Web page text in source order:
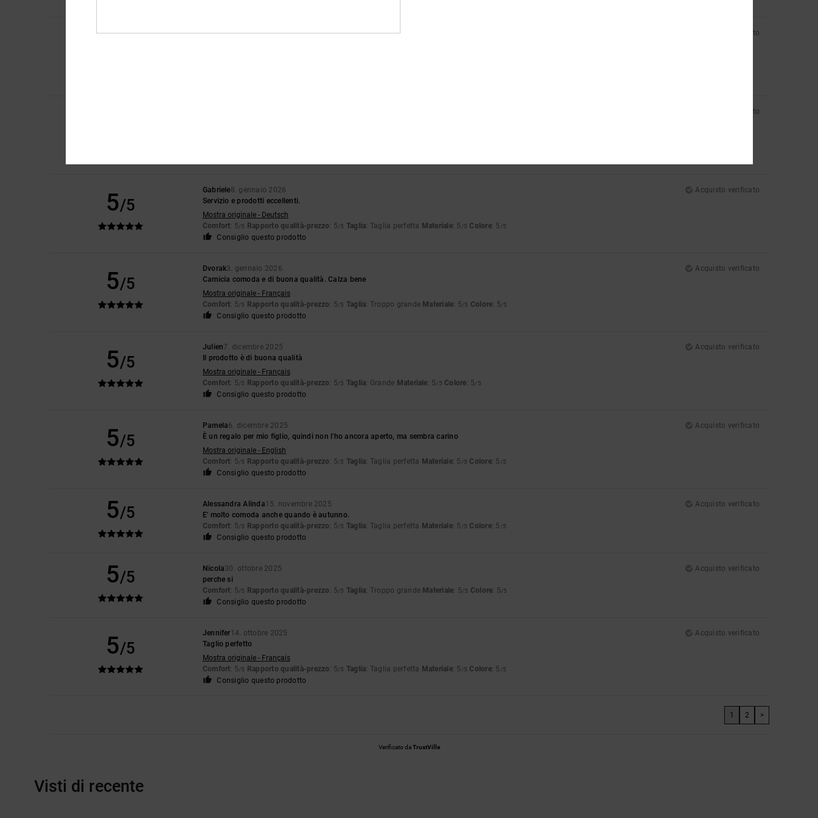
Nick26. gennaio 2026
Acquisto verificato
Acquisto verificato
5/5
Gabriele8. gennaio 2026
Acquisto verificato
Servizio e prodotti eccellenti.
Mostra originale - Deutsch
Comfort: 5/5 Rapporto qualità-prezzo: 5/5 Taglia: Taglia perfetta Materiale: 5 /5 Colore: 5 /5
Consiglio questo prodotto
5/5
Dvorak3. gennaio 2026
Acquisto verificato
Camicia comoda e di buona qualità. Calza bene
Mostra originale - Français
Comfort: 5/5 Rapporto qualità-prezzo: 5/5 Taglia: Troppo grande Materiale: 5/5 Colore: 5/5
Consiglio questo prodotto
5/5
Julien7. dicembre 2025
Acquisto verificato
Il prodotto è di buona qualità
Mostra originale - Français
Comfort: 5/5 Rapporto qualità-prezzo: 5/5 Taglia: Grande Materiale: 5/5 Colore: 5/5
Consiglio questo prodotto
5/5
Pamela6. dicembre 2025
Acquisto verificato
È un regalo per mio figlio, quindi non l'ho ancora aperto, ma sembra carino
Mostra originale - English
Comfort: 5/5 Rapporto qualità-prezzo: 5/5 Taglia: Taglia perfetta Materiale: 5 /5 Colore: 5 /5
Consiglio questo prodotto
5/5 Alessandra Alinda15. novembre 2025
Acquisto verificato
E' molto comoda anche quando è autunno.
Comfort: 5/5 Rapporto qualità-prezzo: 5/5 Taglia: Taglia perfetta Materiale: 5 /5 Colore: 5 /5
Consiglio questo prodotto
5/5 Nicola30. ottobre 2025
Acquisto verificato
perche si
Comfort: 5/5 Rapporto qualità-prezzo: 5/5 Taglia: Troppo grande Materiale: 5/5 Colore: 5/5
Consiglio questo prodotto
5/5
Jennifer14. ottobre 2025
Acquisto verificato
Taglio perfetto
Mostra originale - Français
Comfort: 5/5 Rapporto qualità-prezzo: 5/5 Taglia: Taglia perfetta Materiale: 5 /5 Colore: 5 /5
Consiglio questo prodotto
1 2 >
Verificato daTrustVille
Visti di recente